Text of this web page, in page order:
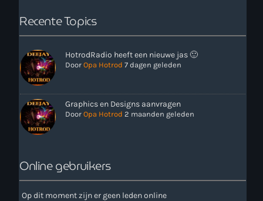
Recente Topics
HotrodRadio heeft een nieuwe jas 🙂
Door Opa Hotrod 7 dagen geleden
Graphics en Designs aanvragen
Door Opa Hotrod 2 maanden geleden
Online gebruikers
Op dit moment zijn er geen leden online